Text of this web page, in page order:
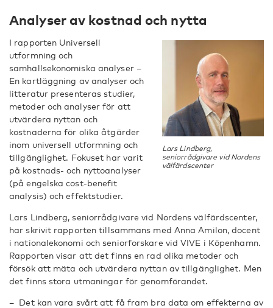
Analyser av kostnad och nytta
Lars Lindberg,
seniorrådgivare vid Nordens
välfärdscenter
I rapporten Universell
utformning och
samhällsekonomiska analyser –
En kartläggning av analyser och
litteratur presenteras studier,
metoder och analyser för att
utvärdera nyttan och
kostnaderna för olika åtgärder
inom universell utformning och
tillgänglighet. Fokuset har varit
på kostnads- och nyttoanalyser
(på engelska cost-benefit
analysis) och effektstudier.
Lars Lindberg, seniorrådgivare vid Nordens välfärdscenter,
har skrivit rapporten tillsammans med Anna Amilon, docent
i nationalekonomi och seniorforskare vid VIVE i Köpenhamn.
Rapporten visar att det finns en rad olika metoder och
försök att mäta och utvärdera nyttan av tillgänglighet. Men
det finns stora utmaningar för genomförandet.
– Det kan vara svårt att få fram bra data om effekterna av